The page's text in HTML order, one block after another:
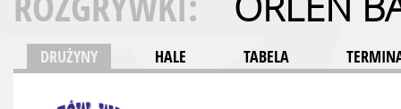
DRUŻYNY HALE TABELA